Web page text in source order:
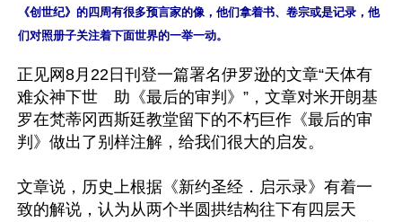
《创世纪》的四周有很多预言家的像，他们拿着书、卷宗或是记录，他
们对照册子关注着下面世界的一举一动。
正见网8月22日刊登一篇署名伊罗逊的文章“天体有
难众神下世　助《最后的审判》”，文章对米开朗基
罗在梵蒂冈西斯廷教堂留下的不朽巨作《最后的审
判》做出了别样注解，给我们很大的启发。
文章说，历史上根据《新约圣经．启示录》有着一
致的解说，认为从两个半圆拱结构往下有四层天